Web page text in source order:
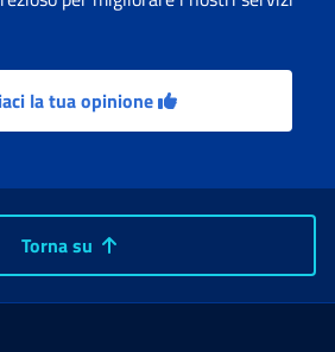
la tua opinione
Torna su